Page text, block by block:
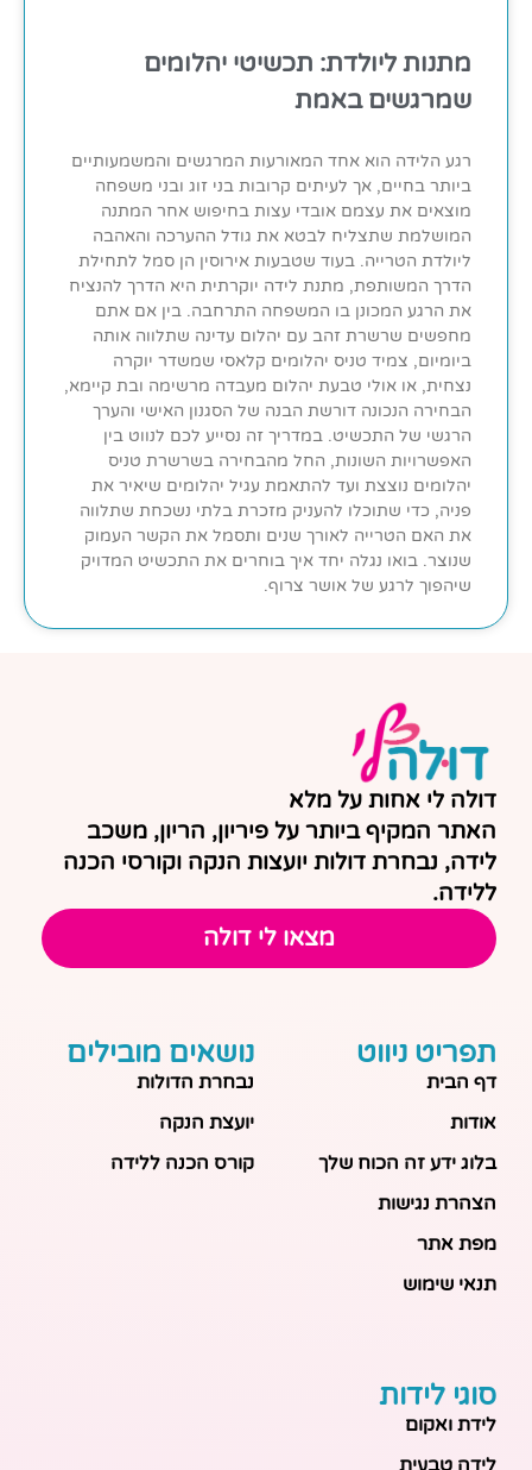
מתנות ליולדת: תכשיטי יהלומים
שמרגשים באמת
רגע הלידה הוא אחד המאורעות המרגשים והמשמעותיים
ביותר בחיים, אך לעיתים קרובות בני זוג ובני משפחה
מוצאים את עצמם אובדי עצות בחיפוש אחר המתנה
המושלמת שתצליח לבטא את גודל ההערכה והאהבה
ליולדת הטרייה. בעוד שטבעות אירוסין הן סמל לתחילת
הדרך המשותפת, מתנת לידה יוקרתית היא הדרך להנציח
את הרגע המכונן בו המשפחה התרחבה. בין אם אתם
מחפשים שרשרת זהב עם יהלום עדינה שתלווה אותה
ביומיום, צמיד טניס יהלומים קלאסי שמשדר יוקרה
נצחית, או אולי טבעת יהלום מעבדה מרשימה ובת קיימא,
הבחירה הנכונה דורשת הבנה של הסגנון האישי והערך
הרגשי של התכשיט. במדריך זה נסייע לכם לנווט בין
האפשרויות השונות, החל מהבחירה בשרשרת טניס
יהלומים נוצצת ועד להתאמת עגיל יהלומים שיאיר את
פניה, כדי שתוכלו להעניק מזכרת בלתי נשכחת שתלווה
את האם הטרייה לאורך שנים ותסמל את הקשר העמוק
שנוצר. בואו נגלה יחד איך בוחרים את התכשיט המדויק
שיהפוך לרגע של אושר צרוף.
דולה לי אחות על מלא
האתר המקיף ביותר על פיריון, הריון, משכב
לידה, נבחרת דולות יועצות הנקה וקורסי הכנה
ללידה.
מצאו לי דולה
תפריט ניווט
דף הבית
אודות
בלוג ידע זה הכוח שלך
הצהרת נגישות
מפת אתר
תנאי שימוש
נושאים מובילים
נבחרת הדולות
יועצת הנקה
קורס הכנה ללידה
סוגי לידות
לידת ואקום
לידה טבעית